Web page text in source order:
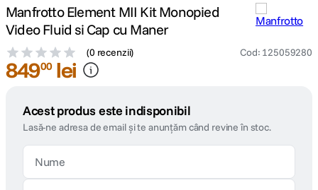
Manfrotto Element MII Kit Monopied
Video Fluid si Cap cu Maner
(0 recenzii) Cod: 125059280
84900 lei
Acest produs este indisponibil
Lasă-ne adresa de email și te anunțăm când revine în stoc.